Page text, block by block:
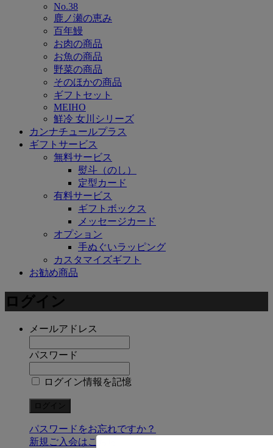
No.38
鹿ノ瀬の恵み
百年鰻
お肉の商品
お魚の商品
野菜の商品
そのほかの商品
ギフトセット
MEIHO
鮮冷 女川シリーズ
カンナチュールプラス
ギフトサービス
無料サービス
熨斗（のし）
定型カード
有料サービス
ギフトボックス
メッセージカード
オプション
手ぬぐいラッピング
カスタマイズギフト
お勧め商品
ログイン
メールアドレス
パスワード
ログイン情報を記憶
パスワードをお忘れですか？
新規ご入会はこちら